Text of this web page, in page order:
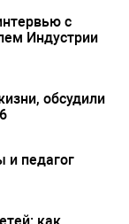
с
Индустрии
обсудили
и педагог